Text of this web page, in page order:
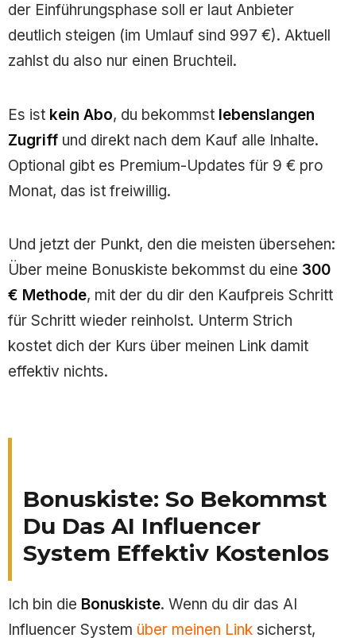
der Einführungsphase soll er laut Anbieter
deutlich steigen (im Umlauf sind 997 €). Aktuell
zahlst du also nur einen Bruchteil.
Es ist kein Abo, du bekommst lebenslangen
Zugriff und direkt nach dem Kauf alle Inhalte.
Optional gibt es Premium-Updates für 9 € pro
Monat, das ist freiwillig.
Und jetzt der Punkt, den die meisten übersehen:
Über meine Bonuskiste bekommst du eine 300
€ Methode, mit der du dir den Kaufpreis Schritt
für Schritt wieder reinholst. Unterm Strich
kostet dich der Kurs über meinen Link damit
effektiv nichts.
Bonuskiste: So Bekommst
Du Das AI Influencer
System Effektiv Kostenlos
Ich bin die Bonuskiste. Wenn du dir das AI
Influencer System über meinen Link sicherst,